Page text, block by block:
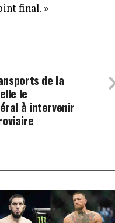
final. »
de la
le
à intervenir